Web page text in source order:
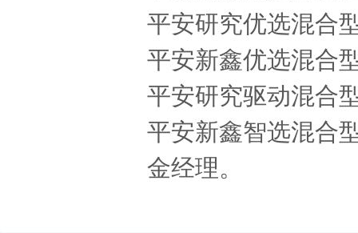
平安研究优选混合
平安新鑫优选混合
平安研究驱动混合
平安新鑫智选混合
金经理。